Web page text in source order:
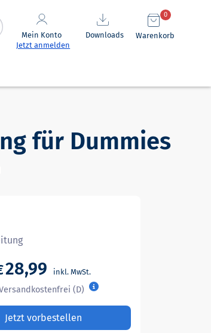
Mein Konto
Jetzt anmelden
Downloads Warenkorb
0
für Dummies
28,99
(D)
Jetzt vorbestellen